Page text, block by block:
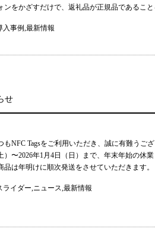
ンをかざすだけで、返礼品が正規品であるこ
入事例,最新情報
せ
もNFC Tagsをご利用いただき、誠に有難う
）〜2026年1月4日（日）まで、年末年始の
品は年明けに順次発送をさせていただきます
ライダー,ニュース,最新情報